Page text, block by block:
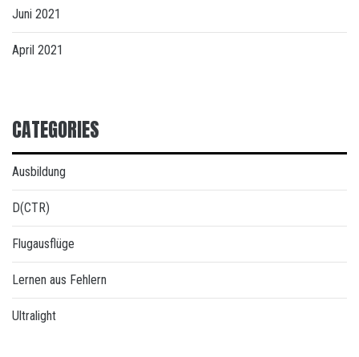
Juni 2021
April 2021
CATEGORIES
Ausbildung
D(CTR)
Flugausflüge
Lernen aus Fehlern
Ultralight